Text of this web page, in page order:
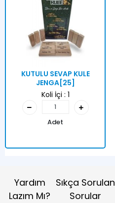
KUTULU SEVAP KULE
JENGA[25]
Koli İçi : 1
Adet
Yardım
Lazım Mı?
Sıkça Sorulan
Sorular